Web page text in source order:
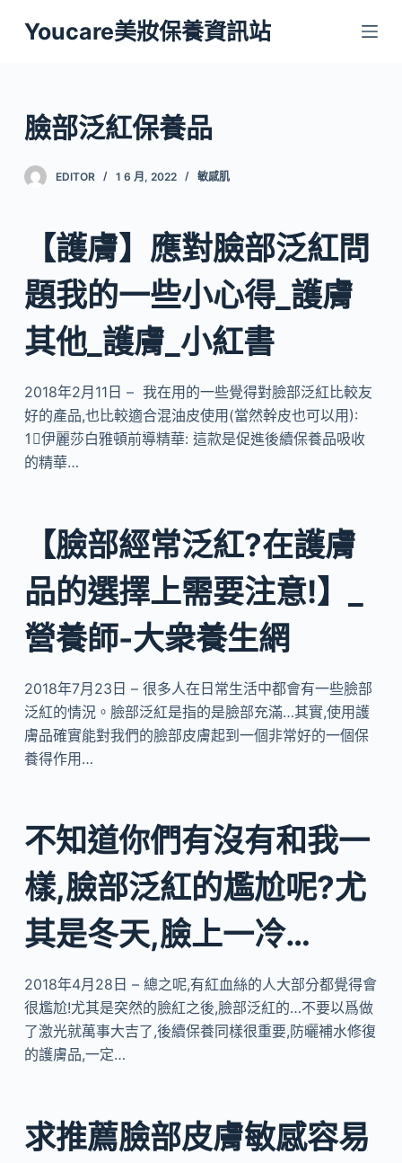
跳
至
內
容
Youcare美妝保養資訊站
臉部泛紅保養品
EDITOR 1 6 月, 2022 敏感肌
【護膚】應對臉部泛紅問
題我的一些小心得_護膚
其他_護膚_小紅書
2018年2月11日 – 我在用的一些覺得對臉部泛紅比較友
好的產品,也比較適合混油皮使用(當然幹皮也可以用):
1⃣️伊麗莎白雅頓前導精華: 這款是促進後續保養品吸收
的精華…
【臉部經常泛紅?在護膚
品的選擇上需要注意!】_
營養師-大衆養生網
2018年7月23日 – 很多人在日常生活中都會有一些臉部
泛紅的情況。臉部泛紅是指的是臉部充滿…其實,使用護
膚品確實能對我們的臉部皮膚起到一個非常好的一個保
養得作用…
不知道你們有沒有和我一
樣,臉部泛紅的尷尬呢?尤
其是冬天,臉上一冷…
2018年4月28日 – 總之呢,有紅血絲的人大部分都覺得會
很尷尬!尤其是突然的臉紅之後,臉部泛紅的…不要以爲做
了激光就萬事大吉了,後續保養同樣很重要,防曬補水修復
的護膚品,一定…
求推薦臉部皮膚敏感容易